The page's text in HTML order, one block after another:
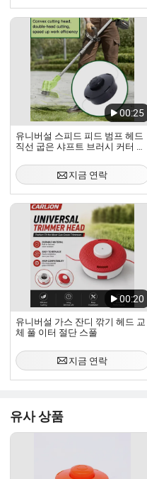
00:25
유니버설 스피드 피드 범프 헤드
직선 굽은 샤프트 브러시 커터 트
지금 연락
00:20
유니버설 가스 잔디 깎기 헤드 교
체 풀 이터 절단 스풀
지금 연락
유사 상품